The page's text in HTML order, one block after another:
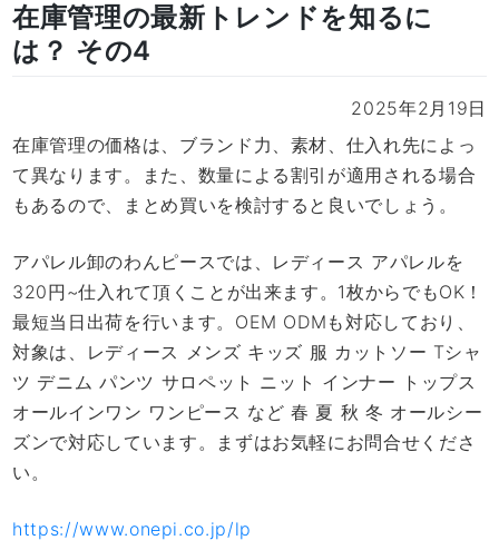
在庫管理の最新トレンドを知るに
は？ その4
2025年2月19日
在庫管理の価格は、ブランド力、素材、仕入れ先によっ
て異なります。また、数量による割引が適用される場合
もあるので、まとめ買いを検討すると良いでしょう。
アパレル卸のわんピースでは、レディース アパレルを
320円~仕入れて頂くことが出来ます。1枚からでもOK！
最短当日出荷を行います。OEM ODMも対応しており、
対象は、レディース メンズ キッズ 服 カットソー Tシャ
ツ デニム パンツ サロペット ニット インナー トップス
オールインワン ワンピース など 春 夏 秋 冬 オールシー
ズンで対応しています。まずはお気軽にお問合せくださ
い。
https://www.onepi.co.jp/lp